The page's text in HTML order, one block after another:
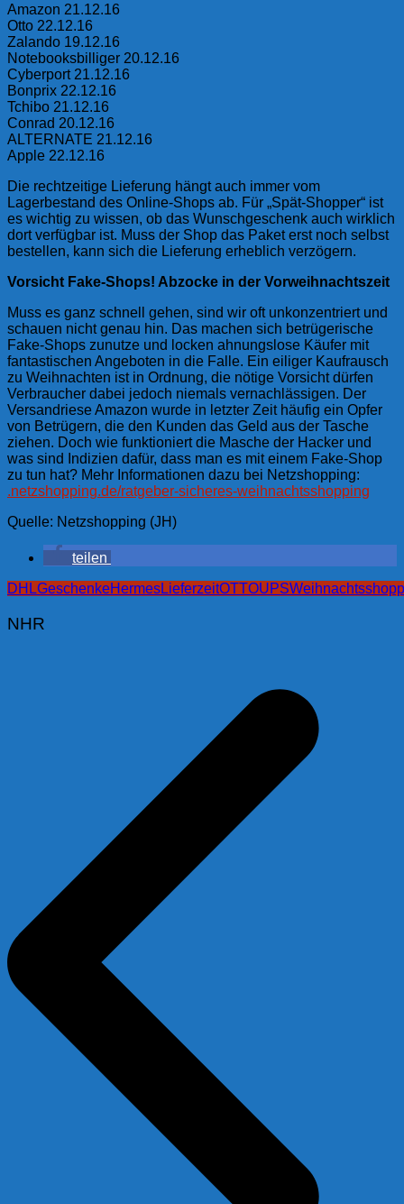
Amazon 21.12.16
Otto 22.12.16
Zalando 19.12.16
Notebooksbilliger 20.12.16
Cyberport 21.12.16
Bonprix 22.12.16
Tchibo 21.12.16
Conrad 20.12.16
ALTERNATE 21.12.16
Apple 22.12.16
Die rechtzeitige Lieferung hängt auch immer vom
Lagerbestand des Online-Shops ab. Für „Spät-Shopper“ ist
es wichtig zu wissen, ob das Wunschgeschenk auch wirklich
dort verfügbar ist. Muss der Shop das Paket erst noch selbst
bestellen, kann sich die Lieferung erheblich verzögern.
Vorsicht Fake-Shops! Abzocke in der Vorweihnachtszeit
Muss es ganz schnell gehen, sind wir oft unkonzentriert und
schauen nicht genau hin. Das machen sich betrügerische
Fake-Shops zunutze und locken ahnungslose Käufer mit
fantastischen Angeboten in die Falle. Ein eiliger Kaufrausch
zu Weihnachten ist in Ordnung, die nötige Vorsicht dürfen
Verbraucher dabei jedoch niemals vernachlässigen. Der
Versandriese Amazon wurde in letzter Zeit häufig ein Opfer
von Betrügern, die den Kunden das Geld aus der Tasche
ziehen. Doch wie funktioniert die Masche der Hacker und
was sind Indizien dafür, dass man es mit einem Fake-Shop
zu tun hat? Mehr Informationen dazu bei Netzshopping:
.netzshopping.de/ratgeber-sicheres-weihnachtsshopping
Quelle: Netzshopping (JH)
teilen
DHLGeschenkeHermesLieferzeitOTTOUPS
NHR